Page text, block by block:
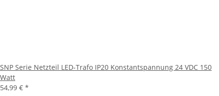
SNP Serie Netzteil LED-Trafo IP20 Konstantspannung 24 VDC 150
Watt
54,99 € *